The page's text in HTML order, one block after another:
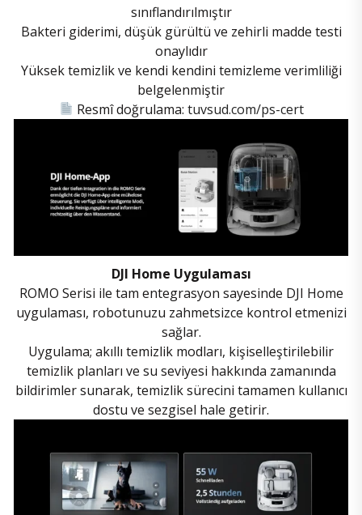
sınıflandırılmıştır
Bakteri giderimi, düşük gürültü ve zehirli madde testi
onaylıdır
Yüksek temizlik ve kendi kendini temizleme verimliliği
belgelenmiştir
Resmî doğrulama: tuvsud.com/ps-cert
DJI Home Uygulaması
ROMO Serisi ile tam entegrasyon sayesinde DJI Home
uygulaması, robotunuzu zahmetsizce kontrol etmenizi
sağlar.
Uygulama; akıllı temizlik modları, kişiselleştirilebilir
temizlik planları ve su seviyesi hakkında zamanında
bildirimler sunarak, temizlik sürecini tamamen kullanıcı
dostu ve sezgisel hale getirir.